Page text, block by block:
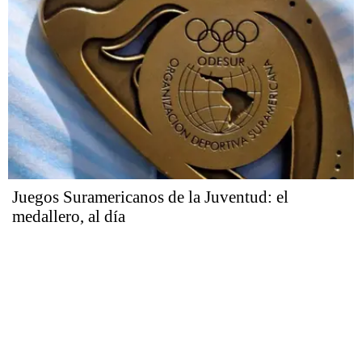
Juegos Suramericanos de la Juventud: el
medallero, al día